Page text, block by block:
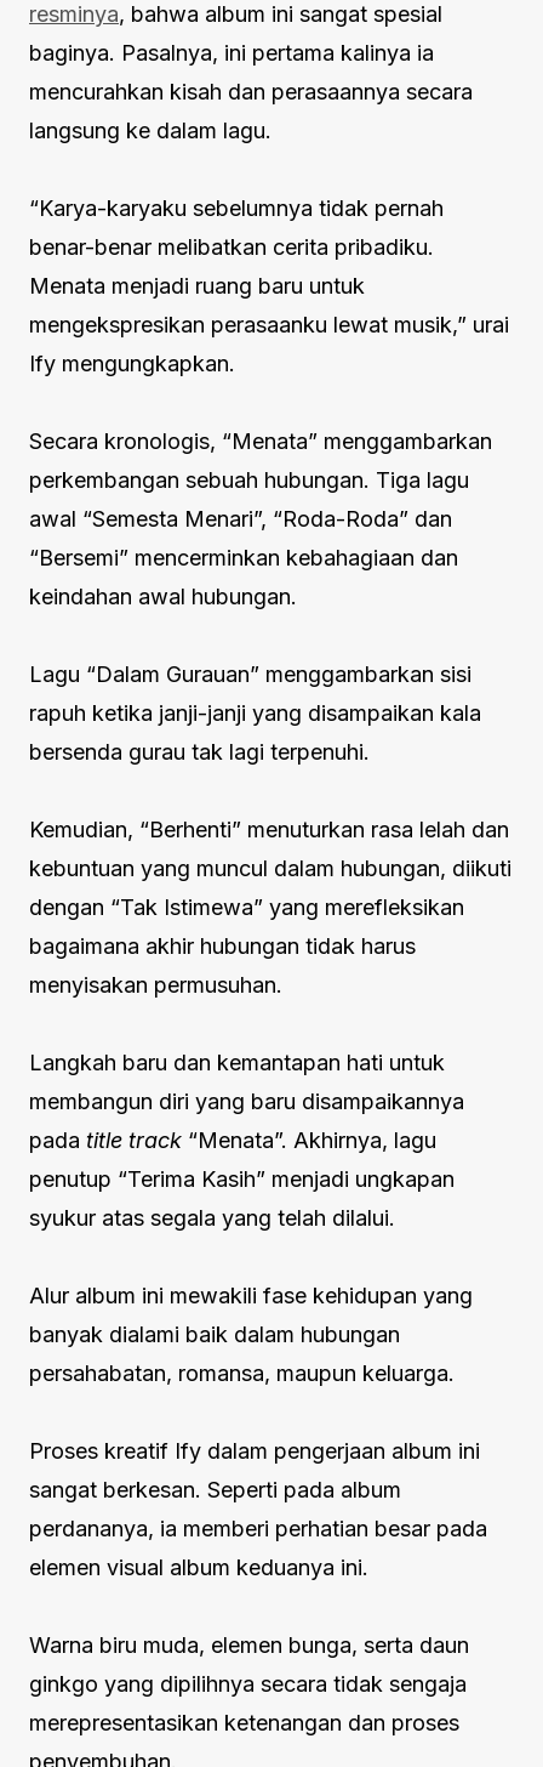
resminya, bahwa album ini sangat spesial
baginya. Pasalnya, ini pertama kalinya ia
mencurahkan kisah dan perasaannya secara
langsung ke dalam lagu.
“Karya-karyaku sebelumnya tidak pernah
benar-benar melibatkan cerita pribadiku.
Menata menjadi ruang baru untuk
mengekspresikan perasaanku lewat musik,” urai
Ify mengungkapkan.
Secara kronologis, “Menata” menggambarkan
perkembangan sebuah hubungan. Tiga lagu
awal “Semesta Menari”, “Roda-Roda” dan
“Bersemi” mencerminkan kebahagiaan dan
keindahan awal hubungan.
Lagu “Dalam Gurauan” menggambarkan sisi
rapuh ketika janji-janji yang disampaikan kala
bersenda gurau tak lagi terpenuhi.
Kemudian, “Berhenti” menuturkan rasa lelah dan
kebuntuan yang muncul dalam hubungan, diikuti
dengan “Tak Istimewa” yang merefleksikan
bagaimana akhir hubungan tidak harus
menyisakan permusuhan.
Langkah baru dan kemantapan hati untuk
membangun diri yang baru disampaikannya
pada title track “Menata”. Akhirnya, lagu
penutup “Terima Kasih” menjadi ungkapan
syukur atas segala yang telah dilalui.
Alur album ini mewakili fase kehidupan yang
banyak dialami baik dalam hubungan
persahabatan, romansa, maupun keluarga.
Proses kreatif Ify dalam pengerjaan album ini
sangat berkesan. Seperti pada album
perdananya, ia memberi perhatian besar pada
elemen visual album keduanya ini.
Warna biru muda, elemen bunga, serta daun
ginkgo yang dipilihnya secara tidak sengaja
merepresentasikan ketenangan dan proses
penyembuhan.